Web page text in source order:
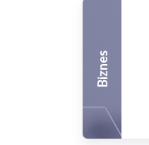
Biznes